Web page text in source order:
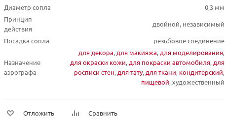
Диаметр сопла
0,3 мм
Принцип
действия
двойной, независимый
Посадка сопла
резьбовое соединение
Назначение
аэрографа
для декора, для макияжа, для моделирования,
для окраски кожи, для покраски автомобиля, для
росписи стен, для тату, для ткани, кондитерский,
пищевой, художественный
Отложить Сравнить